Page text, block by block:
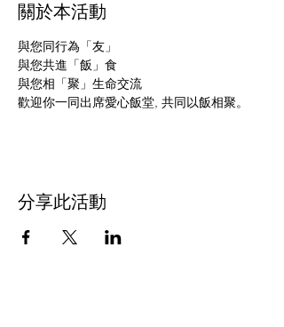
關於本活動
與您同行為「友」
與您共進「飯」食
與您相「聚」生命交流
歡迎你一同出席愛心飯堂, 共同以飯相聚。
分享此活動